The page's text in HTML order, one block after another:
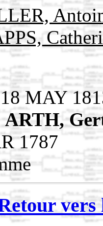
MAY
ARTH,
1787
vers